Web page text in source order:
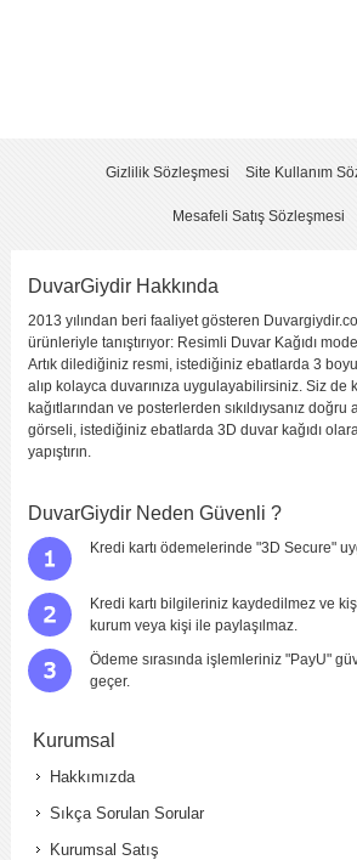
Gizlilik Sözleşmesi Site Kullanım
Mesafeli Satış Sözleşmesi
DuvarGiydir Hakkında
2013 yılından beri faaliyet gösteren
ürünleriyle tanıştırıyor: Resimli Duvar Kağıdı
Artık dilediğiniz resmi, istediğiniz ebatlarda 3
alıp kolayca duvarınıza uygulayabilirsiniz. Siz de
kağıtlarından ve posterlerden sıkıldıysanız
görseli, istediğiniz ebatlarda 3D duvar kağıdı
yapıştırın.
DuvarGiydir Neden Güvenli ?
Kredi kartı ödemelerinde "3D Secure"
Kredi kartı bilgileriniz kaydedilmez ve
kurum veya kişi ile paylaşılmaz.
Ödeme sırasında işlemleriniz "PayU"
geçer.
Kurumsal
Hakkımızda
Sıkça Sorulan Sorular
Kurumsal Satış